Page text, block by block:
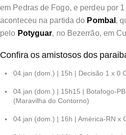
em Pedras de Fogo, e perdeu por
aconteceu na partida do Pombal ,
pelo Potyguar, no Bezerrão, em
Confira os amistosos dos
04.jan (dom.) | 15h | Decisão 1 x 0
04.jan (dom.) | 15h15 | Botafogo-
(Maravilha do Contorno)
04.jan (dom.) | 16h | América-RN x